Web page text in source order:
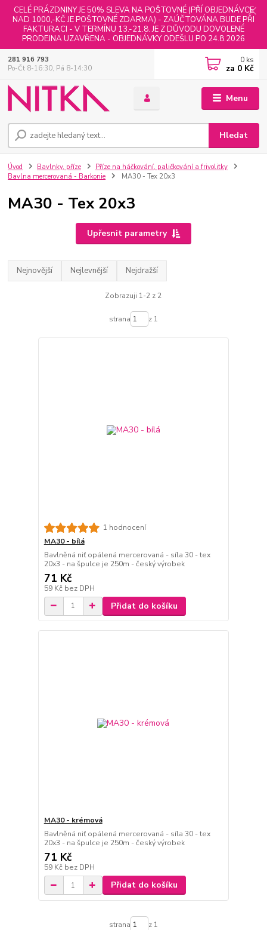
CELÉ PRÁZDNINY JE 50% SLEVA NA POŠTOVNÉ (PŘÍ OBJEDNÁVCE
NAD 1000,-KČ JE POŠTOVNÉ ZDARMA) - ZAÚČTOVÁNA BUDE PŘI
FAKTURACI - V TERMÍNU 13.-21.8. JE Z DŮVODU DOVOLENÉ
PRODEJNA UZAVŘENA - OBJEDNÁVKY ODEŠLU PO 24.8.2026
Menu
Hledat
281 916 793
Po-Čt 8-16:30, Pá 8-14:30
0 ks
za 0 Kč
Úvod Bavlnky, příze
Příze na háčkování, paličkování a frivolitky
Bavlna mercerovaná - Barkonie
MA30 - Tex 20x3
MA30 - Tex 20x3
Upřesnit parametry
Nejnovější Nejlevnější Nejdražší
Zobrazuji 1-2 z 2
strana z 1
1 hodnocení
MA30 - bílá
Bavlněná niť opálená mercerovaná - síla 30 - tex
20x3 - na špulce je 250m - český výrobek
71 Kč
59 Kč bez DPH
Přidat do košíku
MA30 - krémová
Bavlněná niť opálená mercerovaná - síla 30 - tex
20x3 - na špulce je 250m - český výrobek
71 Kč
59 Kč bez DPH
Přidat do košíku
strana z 1